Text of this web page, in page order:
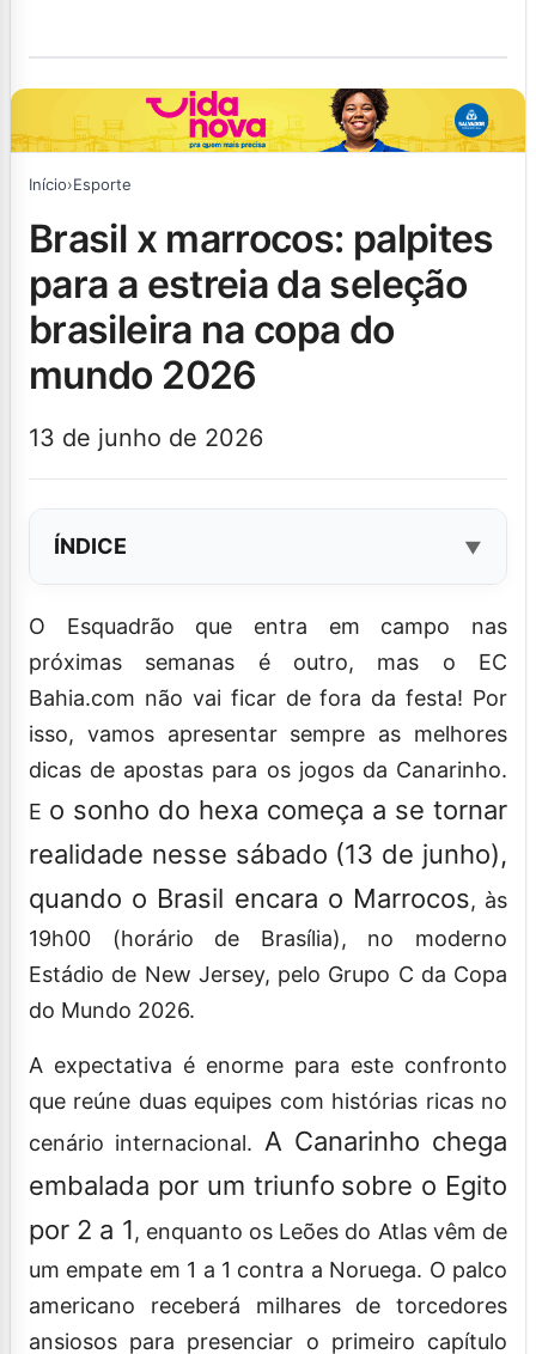
Início›Esporte
brasil x marrocos: palpites
para a estreia da seleção
brasileira na copa do
mundo 2026
13 de junho de 2026
ÍNDICE
O Esquadrão que entra em campo nas
próximas semanas é outro, mas o EC
Bahia.com não vai ficar de fora da festa! Por
isso, vamos apresentar sempre as melhores
dicas de apostas para os jogos da Canarinho.
E o sonho do hexa começa a se tornar
realidade nesse sábado (13 de junho),
quando o Brasil encara o Marrocos, às
19h00 (horário de Brasília), no moderno
Estádio de New Jersey, pelo Grupo C da Copa
do Mundo 2026.
A expectativa é enorme para este confronto
que reúne duas equipes com histórias ricas no
cenário internacional. A Canarinho chega
embalada por um triunfo sobre o Egito
por 2 a 1, enquanto os Leões do Atlas vêm de
um empate em 1 a 1 contra a Noruega. O palco
americano receberá milhares de torcedores
ansiosos para presenciar o primeiro capítulo